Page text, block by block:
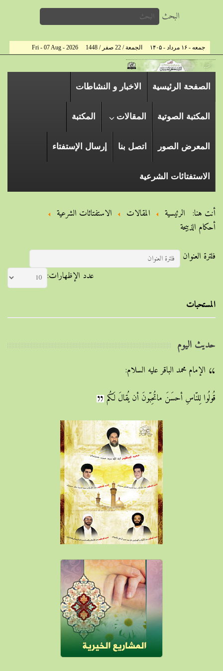
البحث
جمعه - ۱۶ مرداد - ۱۴۰۵ الجمعة / 22 صفر / 1448 Fri - 07 Aug - 2026
الصفحة الرئیسیة الاخبار و النشاطات
المكتبة الصوتية المقالات المكتبة
المعرض الصور اتصل بنا إرسال الإستفتاء
الاستفتائات الشرعية
أنت هنا: الرئيسية المقالات
الاستفتائات الشرعية
أحکام الذبیحة
فلترة العنوان
عدد الإظهارات:
المستحبات
حديث اليوم
الإمام محمد الباقر عليه السلام:
قُولُوا لِلنّاسِ أحسَنَ ماتُحِبّونَ أن يُقالَ لَكُم